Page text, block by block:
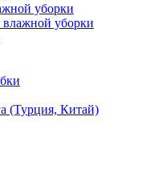
уборки
уборки
(Турция, Китай)